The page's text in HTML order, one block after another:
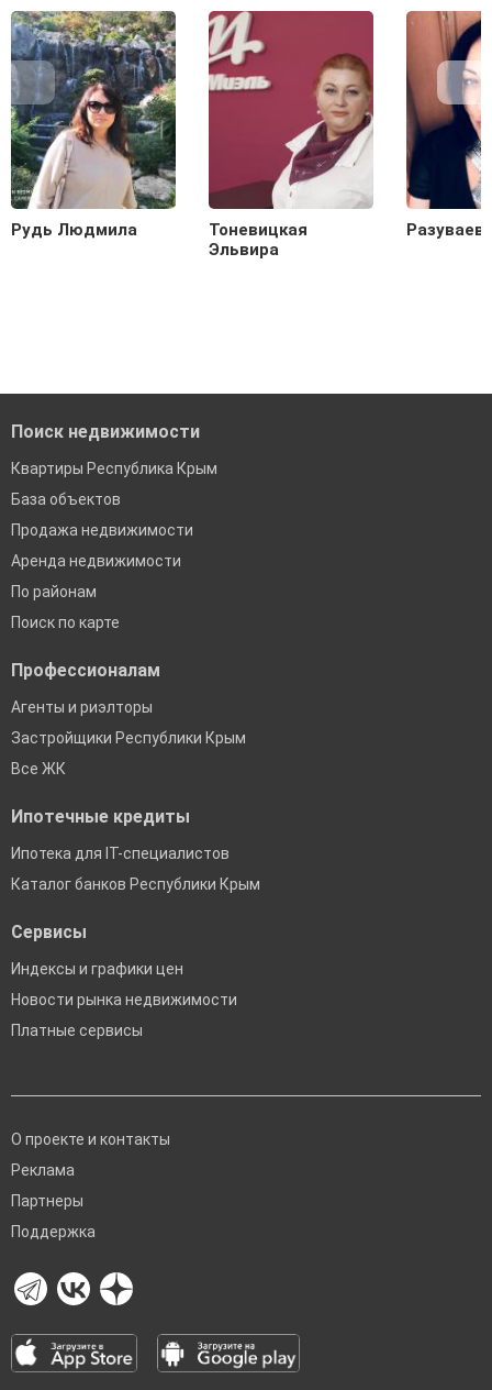
Рудь Людмила
Тоневицкая
Эльвира
Поиск недвижимости
Квартиры Республика Крым
База объектов
Продажа недвижимости
Аренда недвижимости
По районам
Поиск по карте
Профессионалам
Агенты и риэлторы
Застройщики Республики Крым
Все ЖК
Ипотечные кредиты
Ипотека для IT-специалистов
Каталог банков Республики Крым
Сервисы
Индексы и графики цен
Новости рынка недвижимости
Платные сервисы
О проекте и контакты
Реклама
Партнеры
Поддержка